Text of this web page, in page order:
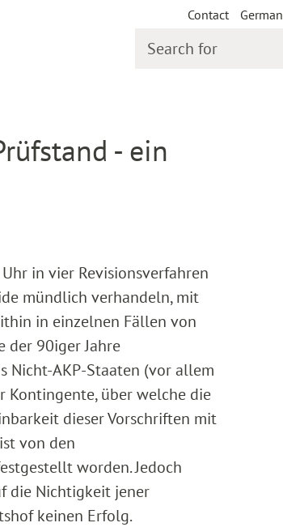
Contact German
- ein
in vier Revisionsverfahren
mündlich verhandeln, mit
in einzelnen Fällen von
der 90iger Jahre
Nicht-AKP-Staaten (vor allem
Kontingente, über welche die
dieser Vorschriften mit
von den
worden. Jedoch
die Nichtigkeit jener
keinen Erfolg.